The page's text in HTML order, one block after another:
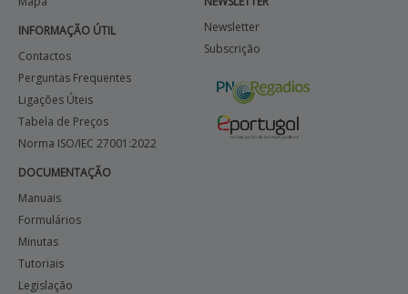
INFORMAÇÃO ÚTIL
Contactos
Perguntas Frequentes
Ligações Úteis
Tabela de Preços
Norma ISO/IEC 27001:2022
DOCUMENTAÇÃO
Manuais
Formulários
Minutas
Tutoriais
Legislação
Newsletter
Subscrição